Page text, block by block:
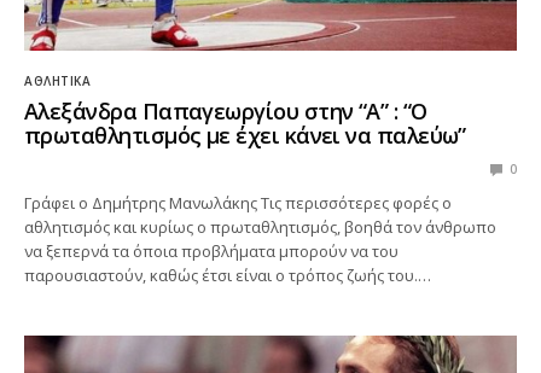
ΑΘΛΗΤΙΚΆ
Αλεξάνδρα Παπαγεωργίου στην “Α” : “Ο
πρωταθλητισμός με έχει κάνει να παλεύω”
0
Γράφει ο Δημήτρης Μανωλάκης Τις περισσότερες φορές ο
αθλητισμός και κυρίως ο πρωταθλητισμός, βοηθά τον άνθρωπο
να ξεπερνά τα όποια προβλήματα μπορούν να του
παρουσιαστούν, καθώς έτσι είναι ο τρόπος ζωής του.…